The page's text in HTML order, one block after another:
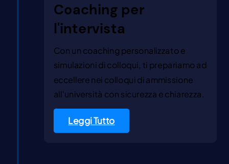
Coaching per
l'intervista
Con un coaching personalizzato e
simulazioni di colloqui, ti prepariamo ad
eccellere nei colloqui di ammissione
all'università con sicurezza e chiarezza.
Leggi Tutto